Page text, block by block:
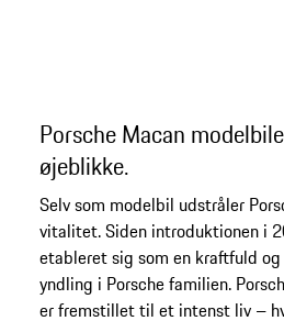
Porsche Macan
øjeblikke.
Selv som modelbil udstråler
vitalitet. Siden introduktionen i
etableret sig som en kraftfuld
yndling i Porsche familien.
er fremstillet til et intenst liv –